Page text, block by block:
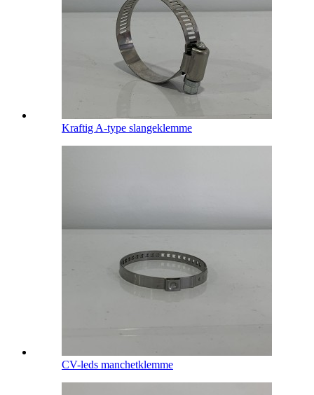
Kraftig A-type slangeklemme
CV-leds manchetklemme